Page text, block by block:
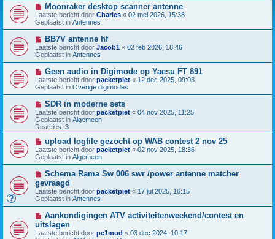
N
i
e
u
w
b
e
r
i
c
h
t
Moonraker desktop scanner antenne
Laatste bericht door Charles « 02 mei 2026, 15:38
Geplaatst in Antennes
N
i
e
u
w
b
e
r
i
c
h
t
BB7V antenne hf
Laatste bericht door Jacob1 « 02 feb 2026, 18:46
Geplaatst in Antennes
N
i
e
u
w
b
e
r
i
h
t
Geen audio in Digimode op Yaesu FT 891
Laatste bericht door packetpiet « 12 dec 2025, 09:03
Geplaatst in Overige digimodes
N
i
e
u
w
b
e
r
i
h
t
SDR in moderne sets
Laatste bericht door packetpiet « 04 nov 2025, 11:25
Geplaatst in Algemeen
Reacties: 3
N
i
e
u
w
b
e
r
i
c
t
upload logfile gezocht op WAB contest 2 nov 25
Laatste bericht door packetpiet « 02 nov 2025, 18:36
Geplaatst in Algemeen
N
e
u
w
b
e
r
i
Schema Rama Sw 006 swr /power antenne matcher
gevraagd
Laatste bericht door packetpiet « 17 jul 2025, 16:15
Geplaatst in Antennes
N
i
e
u
Aankondigingen ATV activiteitenweekend/contest en
uitslagen
Laatste bericht door pe1mud « 03 dec 2024, 10:17